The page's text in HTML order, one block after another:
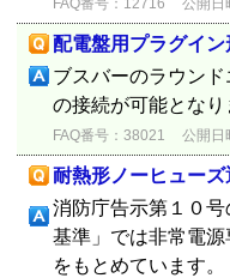
FAQ番号：12716 公開日
配電盤用プラグイ
ブスバーのラウン
の接続が可能とな
FAQ番号：38021 公開日
耐熱形ノーヒュー
消防庁告示第１０
基準」では非常電
をもとめています